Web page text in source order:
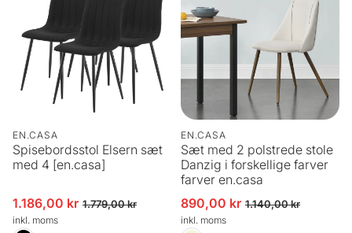
EN.CASA
Spisebordsstol Elsern sæt
med 4 [en.casa]
Udsalgspris
1.186,00 kr
Normalpris 1.779,00 kr
inkl. moms
EN.CASA
Sæt med 2 polstrede stole
Danzig i forskellige farver
farver en.casa
Udsalgspris
890,00 kr
Normalpris1.140,00 kr
inkl. moms